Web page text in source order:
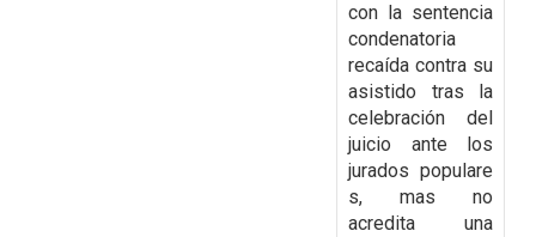
con la sentencia
condenatoria
recaída contra su
asistido tras la
celebración del
juicio ante los
jurados populare
s, mas no
acredita una